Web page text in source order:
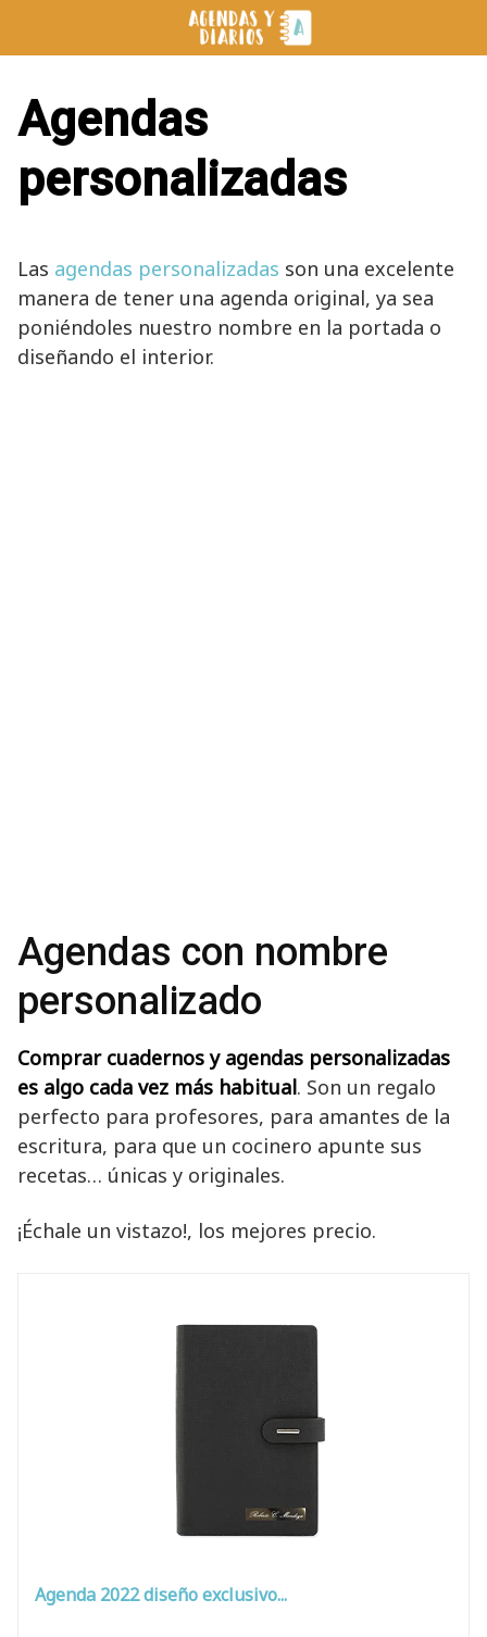
Agendas
personalizadas
Las agendas personalizadas son una excelente
manera de tener una agenda original, ya sea
poniéndoles nuestro nombre en la portada o
diseñando el interior.
Agendas con nombre
personalizado
Comprar cuadernos y agendas personalizadas
es algo cada vez más habitual. Son un regalo
perfecto para profesores, para amantes de la
escritura, para que un cocinero apunte sus
recetas… únicas y originales.
¡Échale un vistazo!, los mejores precio.
Agenda 2022 diseño exclusivo...